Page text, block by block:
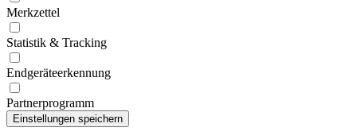
Merkzettel
Statistik & Tracking
Endgeräteerkennung
Partnerprogramm